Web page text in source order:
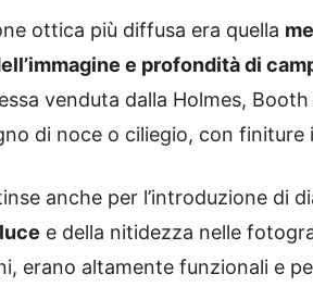
ottica più diffusa era quella
e profondità di
venduta dalla Holmes,
di noce o ciliegio, con finiture
anche per l’introduzione di
e della nitidezza nelle
erano altamente funzionali e